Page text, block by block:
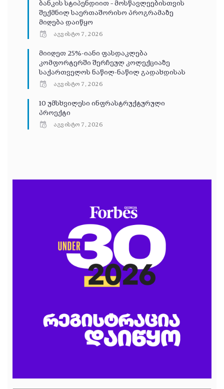
ბანკის სტიპენდიით – მოსწავლეებისთვის
შექმნილ საერთაშორისო პროგრამაზე
მიღება დაიწყო
აგვისტო 7, 2026
მიიღეთ 25%-იანი ფასდაკლება
კომფორტერში შერჩეულ კოლექციაზე
საქართველოს ნაწილ-ნაწილ გადახდისას
აგვისტო 7, 2026
10 უმსხვილესი ინფრასტრუქტურული
პროექტი
აგვისტო 7, 2026